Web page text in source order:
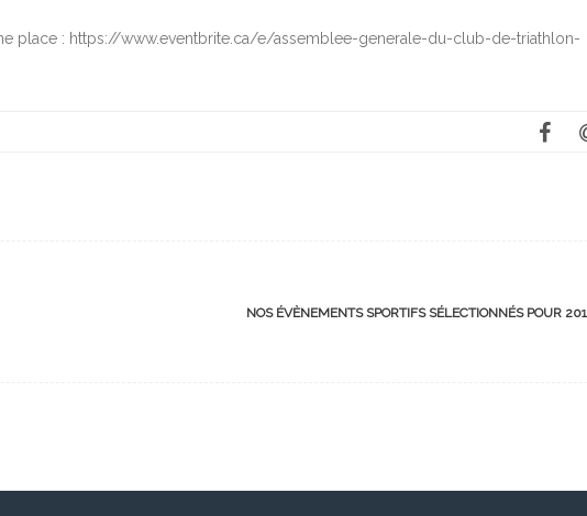
place : https://www.eventbrite.ca/e/assemblee-generale-du-club-de-triathlon-
NOS ÉVÈNEMENTS SPORTIFS SÉLECTIONNÉS POUR